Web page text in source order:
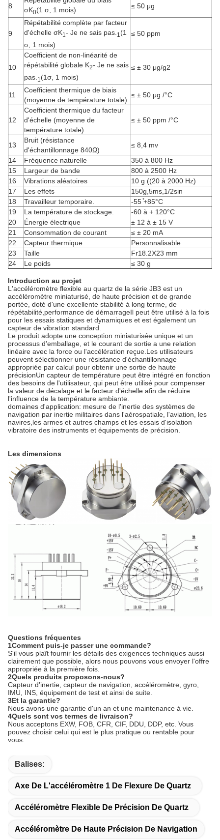
8
σK0(1 σ, 1 mois) ≤ 50 μg
9
Répétabilité complète par facteur
d'échelle σK1 - Je ne sais pas. 1 (1
σ, 1 mois)
≤ 50 ppm
10
Coefficient de non-linéarité de
répétabilité globale K2- Je ne sais
pas. 1 (1σ, 1 mois)
≤ ± 30 μg/g2
11
Coefficient thermique de biais
(moyenne de température totale)
≤ ± 50 μg /°C
12
Coefficient thermique du facteur
d'échelle (moyenne de
température totale)
≤ ± 50 ppm /°C
13
Bruit (résistance
d'échantillonnage 840Ω)
≤ 8,4 mv
14
Fréquence naturelle
350 à 800 Hz
15
Largeur de bande
800 à 2500 Hz
16
Vibrations aléatoires
10 g ((20 à 2000 Hz)
17
Les effets
150g,5ms,1/2sin
18
Travailleur temporaire.
-55 ̊+85°C
19
La température de stockage.
-60 à + 120°C
20
Énergie électrique
± 12 à ± 15 V
21
Consommation de courant
≤ ± 20 mA
22
Capteur thermique
Personnalisable
23
Taille Fr18.2X23 mm
24
Le poids ≤ 30 g
Introduction au projet
L'accéléromètre flexible au quartz de la série JB3 est un
accéléromètre miniaturisé, de haute précision et de grande
portée, doté d'une excellente stabilité à long terme, de
répétabilité,performance de démarrageIl peut être utilisé à la fois
pour les essais statiques et dynamiques et est également un
capteur de vibration standard.
Le produit adopte une conception miniaturisée unique et un
processus d'emballage, et le courant de sortie a une relation
linéaire avec la force ou l'accélération reçue.Les utilisateurs
peuvent sélectionner une résistance d'échantillonnage
appropriée par calcul pour obtenir une sortie de haute
précisionUn capteur de température peut être intégré en fonction
des besoins de l'utilisateur, qui peut être utilisé pour compenser
la valeur de décalage et le facteur d'échelle afin de réduire
l'influence de la température ambiante.
domaines d'application: mesure de l'inertie des systèmes de
navigation par inertie militaires dans l'aérospatiale, l'aviation, les
navires,les armes et autres champs et les essais d'isolation
vibratoire des instruments et équipements de précision.
Les dimensions
Questions fréquentes
1Comment puis-je passer une commande?
S'il vous plaît fournir les détails des exigences techniques aussi
clairement que possible, alors nous pouvons vous envoyer l'offre
appropriée à la première fois.
2Quels produits proposons-nous?
Capteur d'inertie, capteur de navigation, accéléromètre, gyro,
IMU, INS, équipement de test et ainsi de suite.
3Et la garantie?
Nous avons une garantie d'un an et une maintenance à vie.
4Quels sont vos termes de livraison?
Nous acceptons EXW, FOB, CFR, CIF, DDU, DDP, etc. Vous
pouvez choisir celui qui est le plus pratique ou rentable pour
vous.
Balises:
Axe De L'accéléromètre 1 De Flexure De Quartz
Accéléromètre Flexible De Précision De Quartz
Accéléromètre De Haute Précision De Navigation